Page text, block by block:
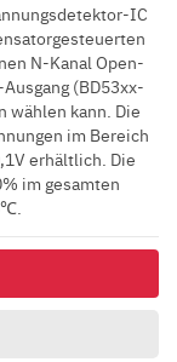
IC
N-Kanal Open-
(BD53xx-
wählen kann. Die
im Bereich
erhältlich. Die
im gesamten